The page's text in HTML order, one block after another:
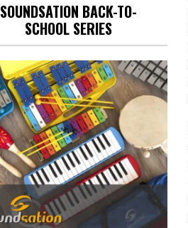
SOUNDSATION BACK-TO-
SCHOOL SERIES